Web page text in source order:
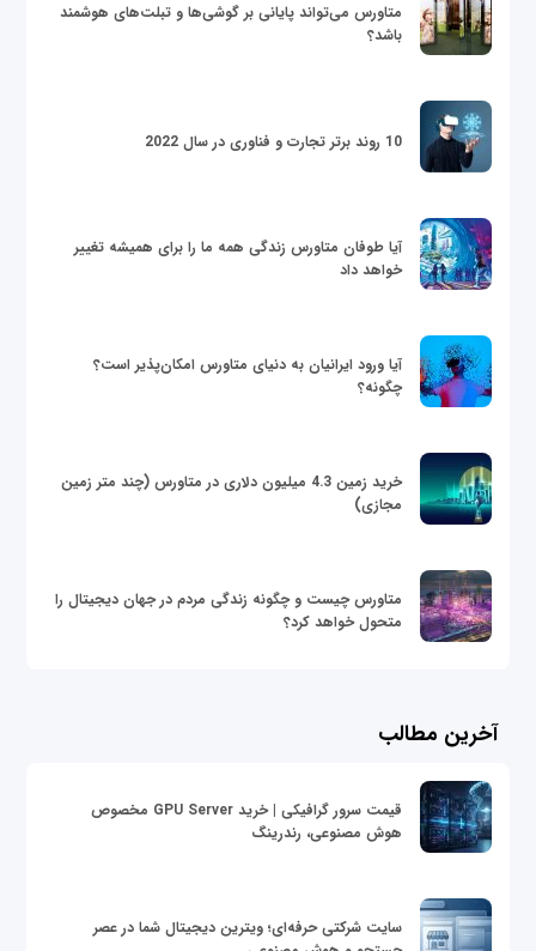
متاورس می‌تواند پایانی بر گوشی‌ها و تبلت‌های هوشمند
باشد؟
10 روند برتر تجارت و فناوری در سال 2022
آیا طوفان متاورس زندگی همه ما را برای همیشه تغییر
خواهد داد
آیا ورود ایرانیان به دنیای متاورس امکان‌پذیر است؟
چگونه؟
خرید زمین 4.3 میلیون دلاری در متاورس (چند متر زمین
مجازی)
متاورس چیست و چگونه زندگی مردم در جهان دیجیتال را
متحول خواهد کرد؟
آخرین مطالب
قیمت سرور گرافیکی | خرید GPU Server مخصوص
هوش مصنوعی، رندرینگ
سایت شرکتی حرفه‌ای؛ ویترین دیجیتال شما در عصر